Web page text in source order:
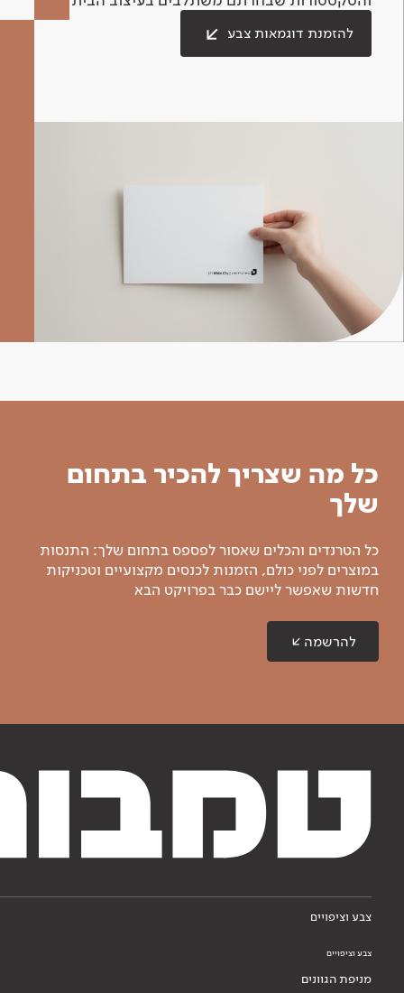
להזמנת דוגמאות צבע
כל מה שצריך להכיר בתחום
שלך
כל הטרנדים והכלים שאסור לפספס בתחום שלך: התנסות
במוצרים לפני כולם, הזמנות לכנסים מקצועיים וטכניקות
חדשות שאפשר ליישם כבר בפרויקט הבא
להרשמה
צבע וציפויים
צבע וציפויים
מניפת הגוונים